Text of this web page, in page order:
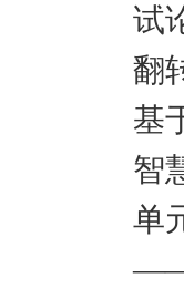
试
翻
基
智
单
——